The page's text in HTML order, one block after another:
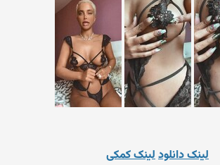
لینک دانلودلینک کمکی